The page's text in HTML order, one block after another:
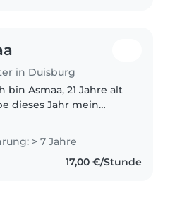
in Duisburg
bin Asmaa, 21 Jahre alt
dieses Jahr mein
unterstützt und
aktuell ebenfalls noch
> 7 Jahre
17,00 €/Stunde